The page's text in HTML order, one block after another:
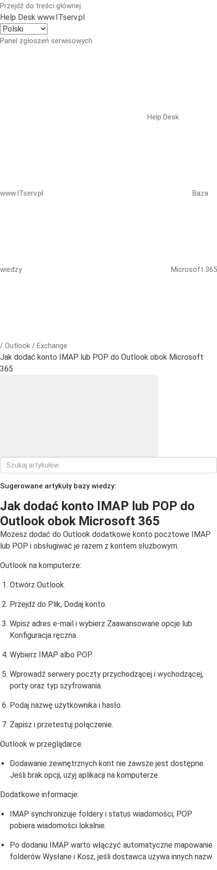
Przejdź do treści głównej
Help Desk www.ITserv.pl
Panel zgłoszeń serwisowych
Help Desk
www.ITserv.pl Baza
wiedzy Microsoft 365
/ Outlook / Exchange
Jak dodać konto IMAP lub POP do Outlook obok Microsoft
365
Sugerowane artykuły bazy wiedzy:
Jak dodać konto IMAP lub POP do
Outlook obok Microsoft 365
Możesz dodać do Outlook dodatkowe konto pocztowe IMAP
lub POP i obsługiwać je razem z kontem służbowym.
Outlook na komputerze:
Otwórz Outlook.
Przejdź do Plik, Dodaj konto.
Wpisz adres e-mail i wybierz Zaawansowane opcje lub
Konfiguracja ręczna.
Wybierz IMAP albo POP.
Wprowadź serwery poczty przychodzącej i wychodzącej,
porty oraz typ szyfrowania.
Podaj nazwę użytkownika i hasło.
Zapisz i przetestuj połączenie.
Outlook w przeglądarce:
Dodawanie zewnętrznych kont nie zawsze jest dostępne.
Jeśli brak opcji, użyj aplikacji na komputerze.
Dodatkowe informacje:
IMAP synchronizuje foldery i status wiadomości; POP
pobiera wiadomości lokalnie.
Po dodaniu IMAP warto włączyć automatyczne mapowanie
folderów Wysłane i Kosz, jeśli dostawca używa innych nazw.